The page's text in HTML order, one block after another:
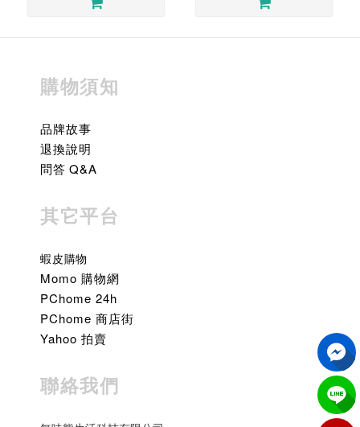
購物須知
品牌故事
退換說明
問答 Q&A
其它平台
蝦皮購物
Momo 購物網
PChome 24h
PChome 商店街
Yahoo 拍賣
聯絡我們